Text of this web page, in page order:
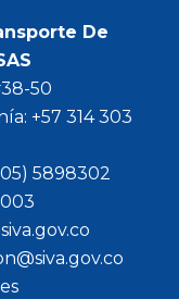
De
50
+57 314 303
5898302